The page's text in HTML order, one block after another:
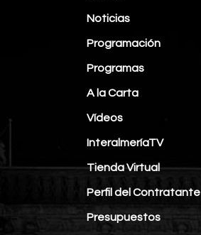
Noticias
Programación
Programas
A la Carta
Vídeos
InteralmeríaTV
Tienda Virtual
Perfil del Contratante
Presupuestos